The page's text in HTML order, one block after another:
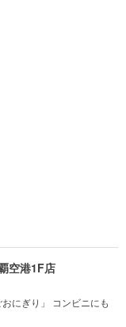
空港1F店
にぎり」 コンビニにも